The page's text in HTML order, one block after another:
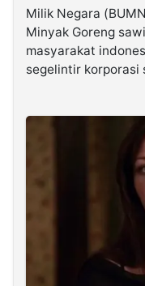
Milik Negara
Minyak Goreng
masyarakat
segelintir korporasi